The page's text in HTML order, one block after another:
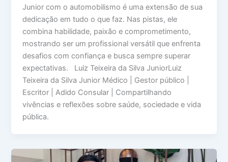
Junior com o automobilismo é uma extensão de sua
dedicação em tudo o que faz. Nas pistas, ele
combina habilidade, paixão e comprometimento,
mostrando ser um profissional versátil que enfrenta
desafios com confiança e busca sempre superar
expectativas. Luiz Teixeira da Silva JuniorLuiz
Teixeira da Silva Junior Médico | Gestor público |
Escritor | Adido Consular | Compartilhando
vivências e reflexões sobre saúde, sociedade e vida
pública.